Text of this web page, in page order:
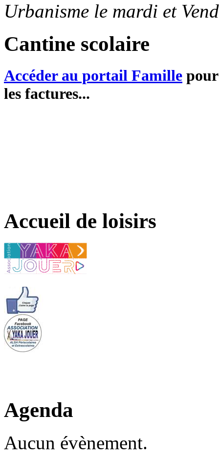
Urbanisme le mardi et
Cantine scolaire
Accéder au portail Famille
les factures...
Accueil de loisirs
Agenda
Aucun évènement.